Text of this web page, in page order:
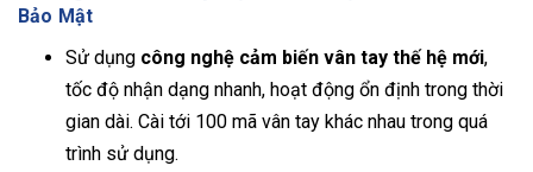
Bảo Mật
Sử dụng công nghệ cảm biến vân tay thế hệ mới,
tốc độ nhận dạng nhanh, hoạt động ổn định trong thời
gian dài. Cài tới 100 mã vân tay khác nhau trong quá
trình sử dụng.